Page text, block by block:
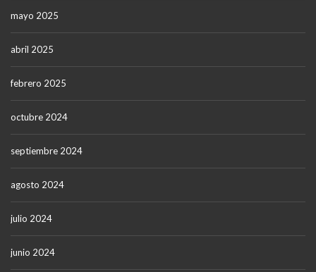
mayo 2025
abril 2025
febrero 2025
octubre 2024
septiembre 2024
agosto 2024
julio 2024
junio 2024